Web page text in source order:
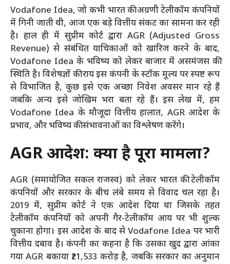
Vodafone Idea, जो कभी भारत की अग्रणी टेलीकॉम कंपनियों
में गिनी जाती थी, आज एक बड़े वित्तीय संकट का सामना कर रही
है। हाल ही में सुप्रीम कोर्ट द्वारा AGR (Adjusted Gross
Revenue) से संबंधित याचिकाओं को खारिज करने के बाद,
Vodafone Idea के भविष्य को लेकर बाजार में असमंजस की
स्थिति है। विशेषज्ञों की राय इस कंपनी के स्टॉक मूल्य पर स्पष्ट रूप
से विभाजित है, कुछ इसे एक अच्छा निवेश अवसर मान रहे हैं
जबकि अन्य इसे जोखिम भरा बता रहे हैं। इस लेख में, हम
Vodafone Idea के मौजूदा वित्तीय हालात, AGR आदेश के
प्रभाव, और भविष्य की संभावनाओं का विश्लेषण करेंगे।
AGR आदेश: क्या है पूरा मामला?
AGR (समायोजित सकल राजस्व) को लेकर भारत की टेलीकॉम
कंपनियों और सरकार के बीच लंबे समय से विवाद चल रहा है।
2019 में, सुप्रीम कोर्ट ने एक आदेश दिया था जिसके तहत
टेलीकॉम कंपनियों को अपनी गैर-टेलीकॉम आय पर भी शुल्क
चुकाना होगा। इस आदेश के बाद से Vodafone Idea पर भारी
वित्तीय दबाव है। कंपनी का कहना है कि उसका खुद द्वारा आंका
गया AGR बकाया ₹21,533 करोड़ है, जबकि सरकार का अनुमान